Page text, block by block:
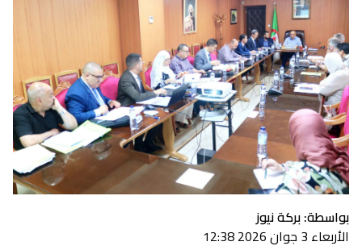
بواسطة: بركة نيوز
الأربعاء 3 جوان 2026 12:38